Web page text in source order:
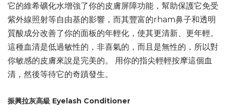
它的維希礦化水增強了你的皮膚屏障功能，幫助保護它免受
紫外線照射等自由基的影響，而其豐富的rham鼻子和透明
質酸成分改善了你的面板的年輕化，使其更清新、更年輕。
這種血清是低過敏性的，非喜氣的，而且是無性的，所以對
你敏感的皮膚來說是完美的。 用你的指尖輕輕按摩這個血
清，然後等待它的奇蹟發生。
振興拉灰高級 Eyelash Conditioner